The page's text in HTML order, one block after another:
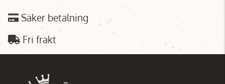
Säker betalning
Fri frakt